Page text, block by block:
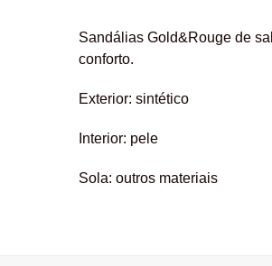
Sandálias Gold&Rouge de
conforto.
Exterior: sintético
Interior: pele
Sola: outros materiais